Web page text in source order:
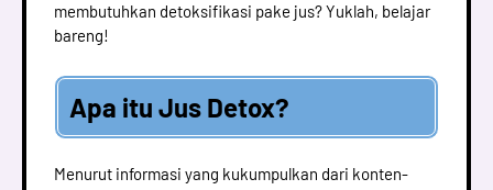
membutuhkan detoksifikasi pake jus? Yuklah, belajar
bareng!
Apa itu Jus Detox?
Menurut informasi yang kukumpulkan dari konten-